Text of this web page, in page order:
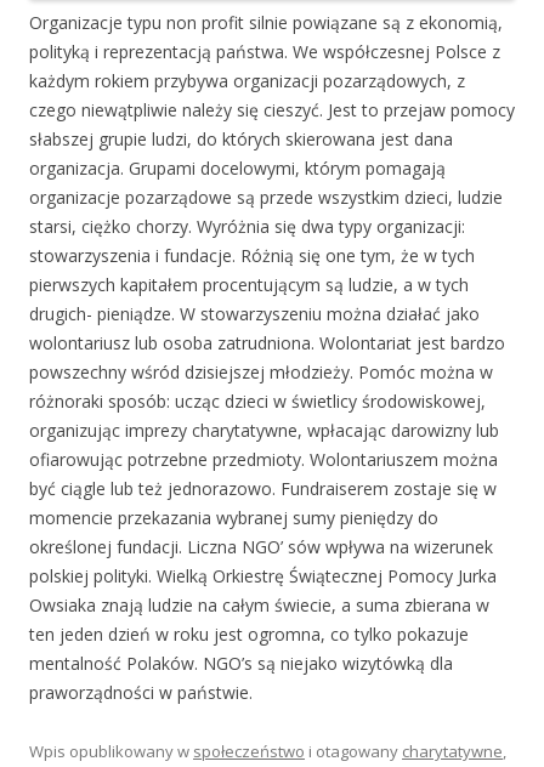
Organizacje typu non profit silnie powiązane są z ekonomią,
polityką i reprezentacją państwa. We współczesnej Polsce z
każdym rokiem przybywa organizacji pozarządowych, z
czego niewątpliwie należy się cieszyć. Jest to przejaw pomocy
słabszej grupie ludzi, do których skierowana jest dana
organizacja. Grupami docelowymi, którym pomagają
organizacje pozarządowe są przede wszystkim dzieci, ludzie
starsi, ciężko chorzy. Wyróżnia się dwa typy organizacji:
stowarzyszenia i fundacje. Różnią się one tym, że w tych
pierwszych kapitałem procentującym są ludzie, a w tych
drugich- pieniądze. W stowarzyszeniu można działać jako
wolontariusz lub osoba zatrudniona. Wolontariat jest bardzo
powszechny wśród dzisiejszej młodzieży. Pomóc można w
różnoraki sposób: ucząc dzieci w świetlicy środowiskowej,
organizując imprezy charytatywne, wpłacając darowizny lub
ofiarowując potrzebne przedmioty. Wolontariuszem można
być ciągle lub też jednorazowo. Fundraiserem zostaje się w
momencie przekazania wybranej sumy pieniędzy do
określonej fundacji. Liczna NGO’ sów wpływa na wizerunek
polskiej polityki. Wielką Orkiestrę Świątecznej Pomocy Jurka
Owsiaka znają ludzie na całym świecie, a suma zbierana w
ten jeden dzień w roku jest ogromna, co tylko pokazuje
mentalność Polaków. NGO’s są niejako wizytówką dla
praworządności w państwie.
Wpis opublikowany w społeczeństwo i otagowany charytatywne